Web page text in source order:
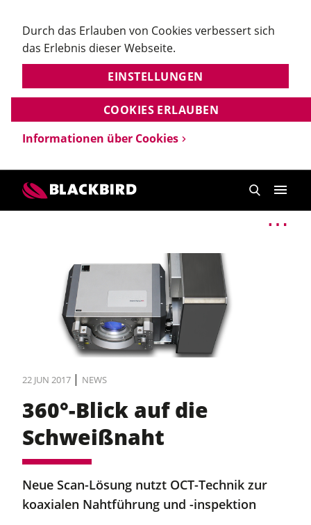
Durch das Erlauben von Cookies verbessert sich
das Erlebnis dieser Webseite.
EINSTELLUNGEN
Informationen über Cookies
COOKIES ERLAUBEN
22 JUN 2017 | NEWS
360°-Blick auf die
Schweißnaht
Neue Scan-Lösung nutzt OCT-Technik zur
koaxialen Nahtführung und -inspektion